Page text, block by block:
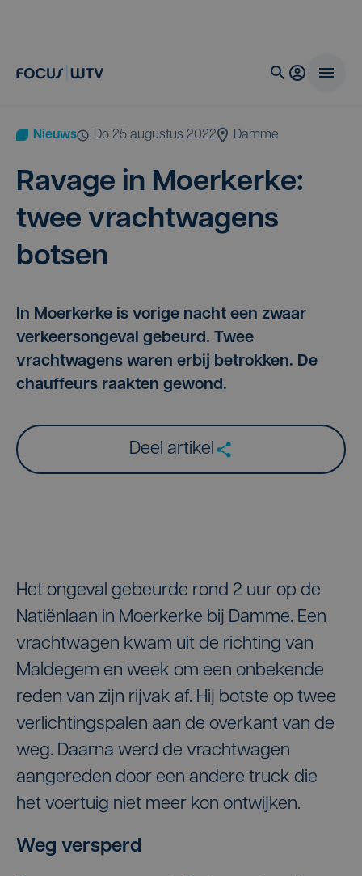
Nieuws do 25 augustus 2022 Damme
Rava­ge in Moer­ker­ke:
twee vracht­wa­gens
botsen
In Moerkerke is vorige nacht een zwaar
verkeersongeval gebeurd. Twee
vrachtwagens waren erbij betrokken. De
chauffeurs raakten gewond.
Deel artikel
Het ongeval gebeurde rond 2 uur op de
Natiënlaan in Moerkerke bij Damme. Een
vrachtwagen kwam uit de richting van
Maldegem en week om een onbekende
reden van zijn rijvak af. Hij botste op twee
verlichtingspalen aan de overkant van de
weg. Daarna werd de vrachtwagen
aangereden door een andere truck die
het voertuig niet meer kon ontwijken.
Weg versperd